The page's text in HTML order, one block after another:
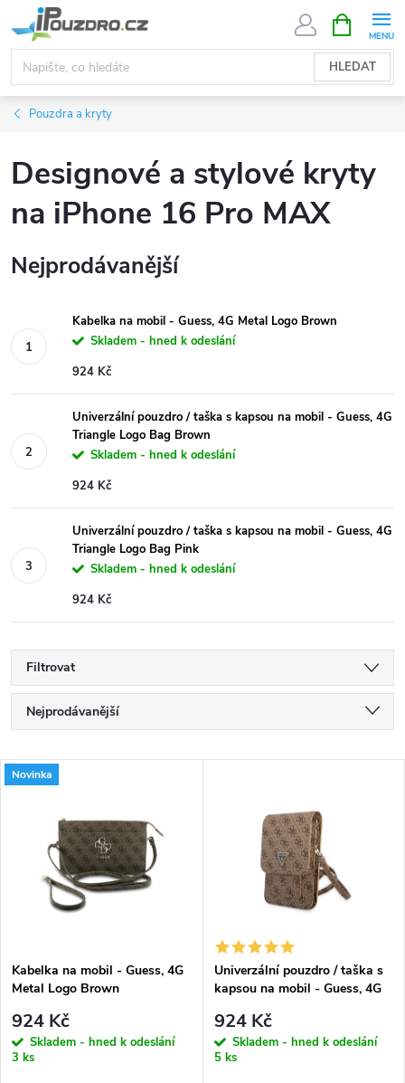
na
obsah
HLEDAT
NÁKUPNÍ
KOŠÍK
Pouzdra a kryty
Designové a stylové kryty
na iPhone 16 Pro MAX
Nejprodávanější
Kabelka na mobil - Guess, 4G Metal Logo Brown
Skladem - hned k odeslání
924 Kč
Univerzální pouzdro / taška s kapsou na mobil - Guess, 4G
Triangle Logo Bag Brown
Skladem - hned k odeslání
924 Kč
Univerzální pouzdro / taška s kapsou na mobil - Guess, 4G
Triangle Logo Bag Pink
Skladem - hned k odeslání
924 Kč
Filtrovat
Ř
a
p
r
Nejprodávanější
Nejdražší
Abecedně
V
s
p
r
Novinka
Kabelka na mobil - Guess, 4G
Metal Logo Brown
924 Kč
Skladem - hned k odeslání
3 ks
Univerzální pouzdro / taška s
kapsou na mobil - Guess, 4G
924 Kč
Skladem - hned k odeslání
5 ks